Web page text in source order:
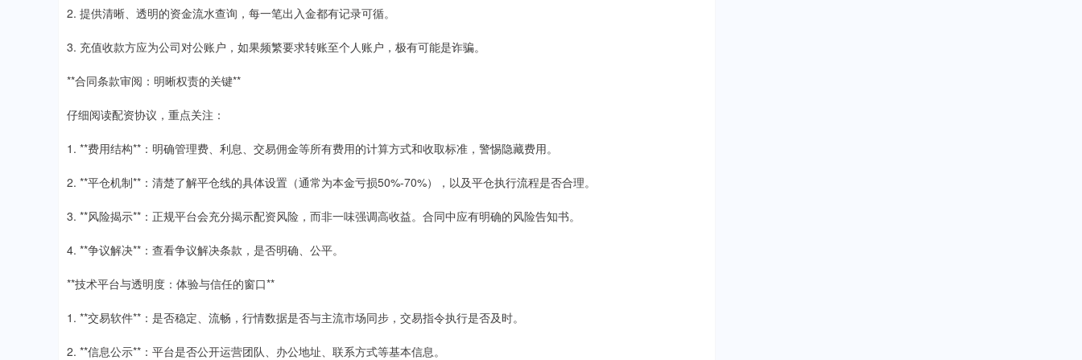
2. 提供清晰、透明的资金流水查询，每一笔出入金都有记录可循。
3. 充值收款方应为公司对公账户，如果频繁要求转账至个人账户，极有可能是诈骗。
**合同条款审阅：明晰权责的关键**
仔细阅读配资协议，重点关注：
1. **费用结构**：明确管理费、利息、交易佣金等所有费用的计算方式和收取标准，警惕隐藏费用。
2. **平仓机制**：清楚了解平仓线的具体设置（通常为本金亏损50%-70%），以及平仓执行流程是否合理。
3. **风险揭示**：正规平台会充分揭示配资风险，而非一味强调高收益。合同中应有明确的风险告知书。
4. **争议解决**：查看争议解决条款，是否明确、公平。
**技术平台与透明度：体验与信任的窗口**
1. **交易软件**：是否稳定、流畅，行情数据是否与主流市场同步，交易指令执行是否及时。
2. **信息公示**：平台是否公开运营团队、办公地址、联系方式等基本信息。